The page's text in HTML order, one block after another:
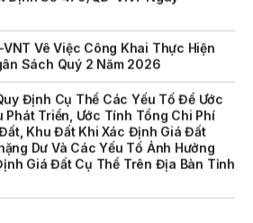
Sách Quý 2 Năm 2026
Phát Triển, Ước Tính Tổng Chi Phí
Khu Đất Khi Xác Định Giá Đất
Dư Và Các Yếu Tố Ảnh Hưởng
Giá Đất Cụ Thể Trên Địa Bàn Tỉnh